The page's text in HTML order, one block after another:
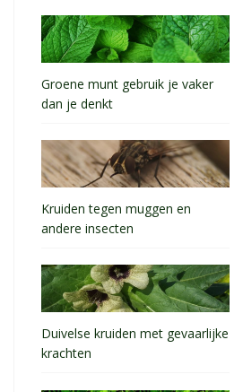
Groene munt gebruik je vaker
dan je denkt
Kruiden tegen muggen en
andere insecten
Duivelse kruiden met gevaarlijke
krachten